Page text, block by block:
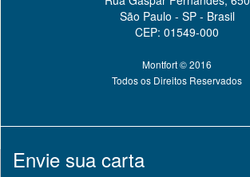
São Paulo - SP - Brasil
CEP: 01549-000
Montfort © 2016
Todos os Direitos Reservados
Envie sua carta